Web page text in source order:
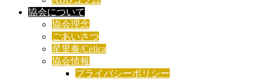
協会について
協会理念
ごあいさつ
星里奏/Celica
協会情報
プライバシーポリシー